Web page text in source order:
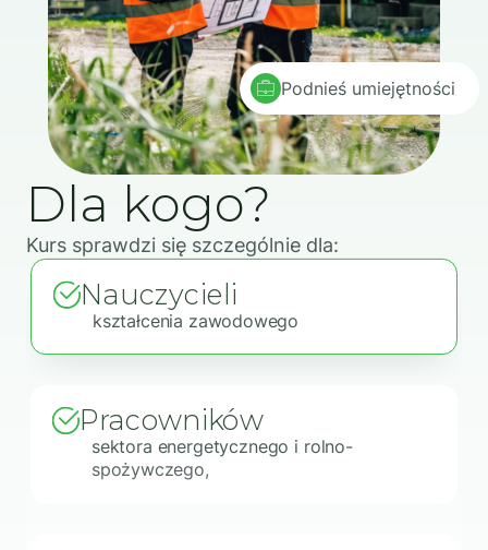
Podnieś umiejętności
Dla kogo?
Kurs sprawdzi się szczególnie dla:
Nauczycieli
kształcenia zawodowego
Pracowników
sektora energetycznego i rolno-
spożywczego,